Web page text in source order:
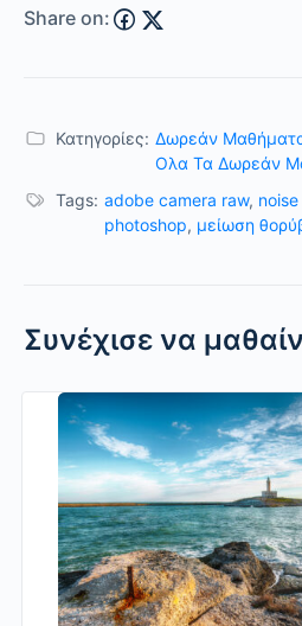
Share on:
Κατηγορίες: Δωρεάν
Ολα Τα Δωρεάν
Tags: adobe camera raw,
photoshop, μείωση
Συνέχισε να